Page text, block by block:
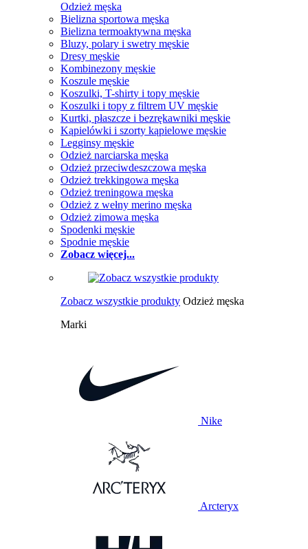
Odzież męska
Bielizna sportowa męska
Bielizna termoaktywna męska
Bluzy, polary i swetry męskie
Dresy męskie
Kombinezony męskie
Koszule męskie
Koszulki, T-shirty i topy męskie
Koszulki i topy z filtrem UV męskie
Kurtki, płaszcze i bezrękawniki męskie
Kąpielówki i szorty kąpielowe męskie
Legginsy męskie
Odzież narciarska męska
Odzież przeciwdeszczowa męska
Odzież trekkingowa męska
Odzież treningowa męska
Odzież z wełny merino męska
Odzież zimowa męska
Spodenki męskie
Spodnie męskie
Zobacz więcej...
Zobacz wszystkie produkty Odzież męska
Marki
Nike
Arcteryx